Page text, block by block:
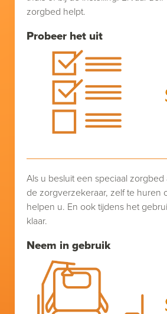
Probeer het uit
zorgbed helpt.
Neem in gebruik
Als u besluit een speciaal
de zorgverzekeraar, zelf te huren
helpen u. En ook tijdens het
klaar.